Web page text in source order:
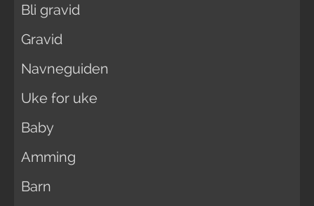
Bli gravid
Gravid
Navneguiden
Uke for uke
Baby
Amming
Barn